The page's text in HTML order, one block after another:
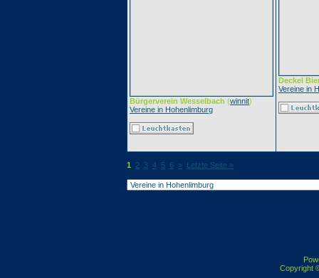
Bürgerverein Wesselbach (winnit)
Vereine in Hohenlimburg
Deckel
Vereine in
1 2 3 4 5 6 » Letzte Seite »
Copyright